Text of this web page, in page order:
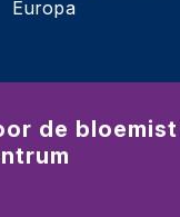
Europa
de bloemist